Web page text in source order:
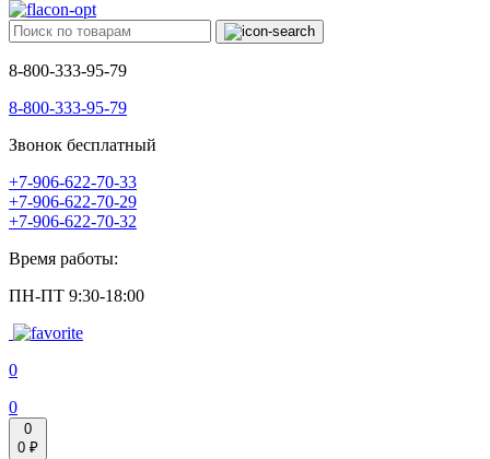
8-800-333-95-79
8-800-333-95-79
Звонок бесплатный
+7-906-622-70-33
+7-906-622-70-29
+7-906-622-70-32
Время работы:
ПН-ПТ 9:30-18:00
0
0
0
0 ₽